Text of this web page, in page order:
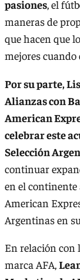
pasiones, el
maneras de
que hacen que
mejores cuando
Por su parte,
Alianzas con
American
celebrar este
Selección
continuar
en el continente
American
Argentinas en
En relación con
marca AFA,